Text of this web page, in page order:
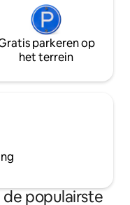
parkeren op
het terrein
populairste